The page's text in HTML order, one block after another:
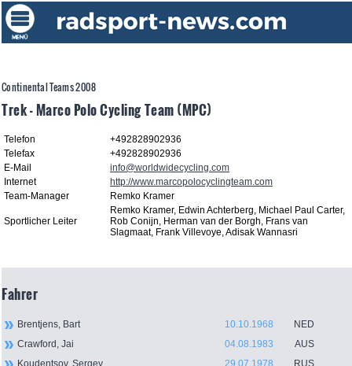
Continental Teams 2008
Trek - Marco Polo Cycling Team (MPC)
Telefon
+492828902936
Telefax
+492828902936
E-Mail
info@worldwidecycling.com
Internet
http://www.marcopolocyclingteam.com
Team-Manager
Remko Kramer
Sportlicher Leiter
Remko Kramer, Edwin Achterberg, Michael Paul Carter,
Rob Conijn, Herman van der Borgh, Frans van
Slagmaat, Frank Villevoye, Adisak Wannasri
Fahrer
Brentjens, Bart 10.10.1968
NED
Crawford, Jai
04.08.1983
AUS